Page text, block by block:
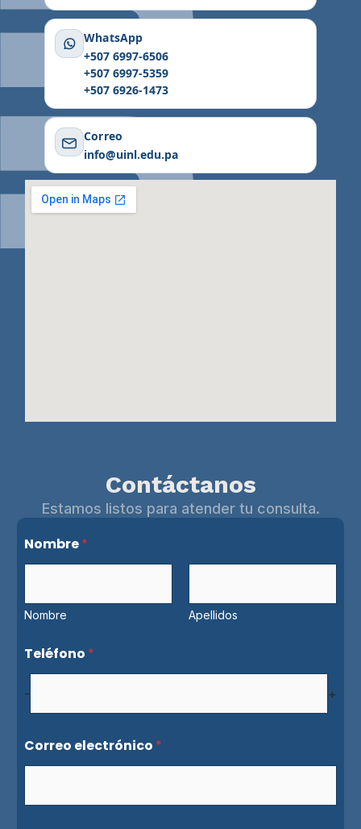
WhatsApp
+507 6997-6506
+507 6997-5359
+507 6926-1473
Correo
info@uinl.edu.pa
Contáctanos
Estamos listos para atender tu consulta.
Nombre*
Nombre Apellidos
Teléfono *
- +
o
r
o
Correo electrónico *